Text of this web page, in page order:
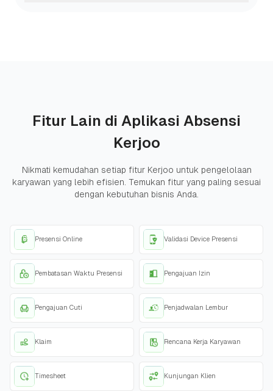
Fitur Lain di Aplikasi Absensi
Kerjoo
Nikmati kemudahan setiap fitur Kerjoo untuk pengelolaan
karyawan yang lebih efisien. Temukan fitur yang paling sesuai
dengan kebutuhan bisnis Anda.
Presensi Online Validasi Device Presensi
Pembatasan Waktu Presensi Pengajuan Izin
Pengajuan Cuti Penjadwalan Lembur
Klaim Rencana Kerja Karyawan
Timesheet Kunjungan Klien